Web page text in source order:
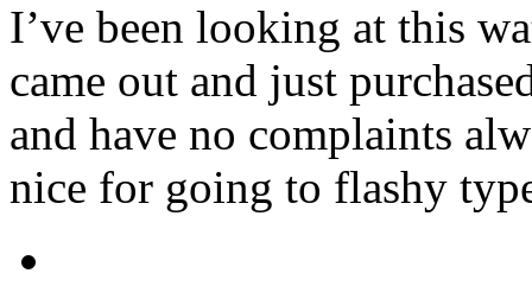
I’ve been looking at this
came out and just
and have no complaints
nice for going to flashy